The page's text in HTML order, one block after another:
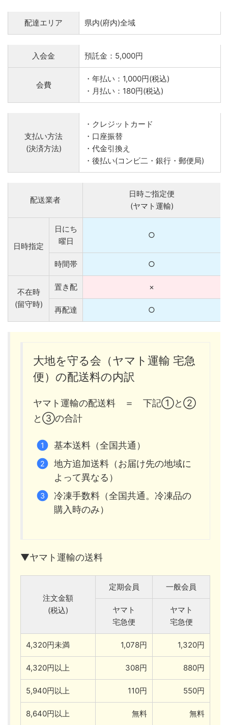
配達エリア 県内(府内)全域
入会金 預託金：5,000円
会費
・年払い：1,000円(税込)
・月払い：180円(税込)
支払い方法
(決済方法)
・クレジットカード
・口座振替
・代金引換え
・後払い(コンビ二・銀行・郵便局)
配送業者
日時ご指定便
(ヤマト運輸)
日時指定
日にち
曜日
○
時間帯 ○
不在時
(留守時)
置き配 ×
再配達 ○
大地を守る会（ヤマト運輸 宅急
便）の配送料の内訳
ヤマト運輸の配送料 ＝ 下記①と②
と③の合計
基本送料（全国共通）
地方追加送料（お届け先の地域に
よって異なる）
冷凍手数料（全国共通。冷凍品の
購入時のみ）
▼ヤマト運輸の送料
注文金額
(税込)
定期会員 一般会員
ヤマト
宅急便
ヤマト
宅急便
4,320円未満 1,078円 1,320円
4,320円以上 308円 880円
5,940円以上 110円 550円
8,640円以上 無料 無料